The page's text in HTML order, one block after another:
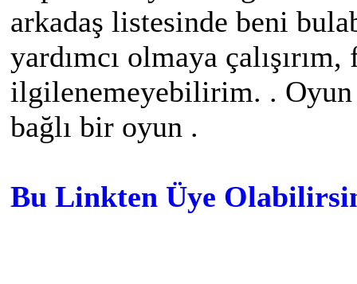
arkadaş listesinde beni
yardımcı olmaya
ilgilenemeyebilirim. . Oyun
bağlı bir oyun .
Bu Linkten Üye